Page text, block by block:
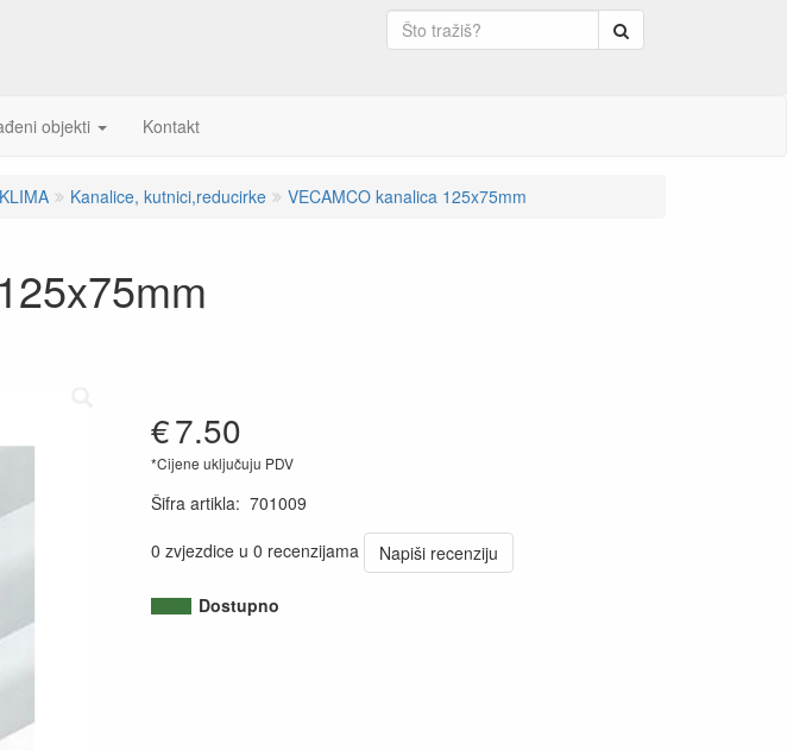
objekti Kontakt
Kanalice, kutnici,reducirke VECAMCO kanalica 125x75mm
€7.50
*Cijene uključuju PDV
Šifra artikla: 701009
0 zvjezdice u 0 recenzijama
Napiši recenziju
Dostupno